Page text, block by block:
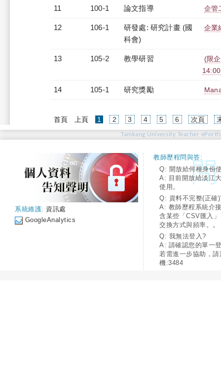
11 100-1 論文指導 企管
12 106-1
研發處: 研究計畫 (國
科會)
企業
13 105-2 教學研習
(限
14 105-1 研究獎勵
首頁 上頁 1 (current)
2 3 4 5 6 次頁
Tamkang University Teacher
系統維護: 資訊處
GoogleAnalytics
教師歷程問與答:
Q: 開放給何種身份
A: 目前開放給淡江
使用。
Q: 資料不完整(正確
A: 教師歷程系統介
含某些「CSV匯入
交換方式與頻率。。
Q: 我無法登入?
A: 請確認您的單一
若需進一步協助，
機:3484